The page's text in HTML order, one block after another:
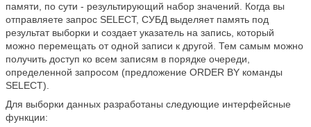
памяти, по сути - результирующий набор значений. Когда вы
отправляете запрос SELECT, СУБД выделяет память под
результат выборки и создает указатель на запись, который
можно перемещать от одной записи к другой. Тем самым можно
получить доступ ко всем записям в порядке очереди,
определенной запросом (предложение ORDER BY команды
SELECT).
Для выборки данных разработаны следующие интерфейсные
функции: